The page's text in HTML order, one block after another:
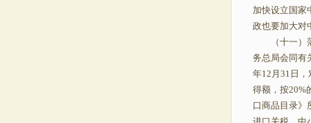
加快设立国家
政也要加大对
（十一）落
务总局会同有
年12月31日
得额，按20%
口商品目录》